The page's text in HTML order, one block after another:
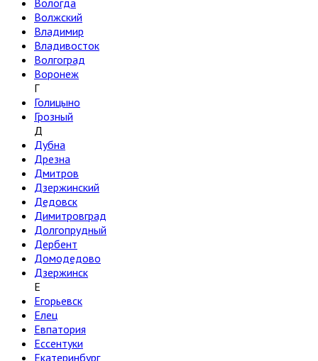
Вологда
Волжский
Владимир
Владивосток
Волгоград
Воронеж
Г
Голицыно
Грозный
Д
Дубна
Дрезна
Дмитров
Дзержинский
Дедовск
Димитровград
Долгопрудный
Дербент
Домодедово
Дзержинск
Е
Егорьевск
Елец
Евпатория
Ессентуки
Екатеринбург